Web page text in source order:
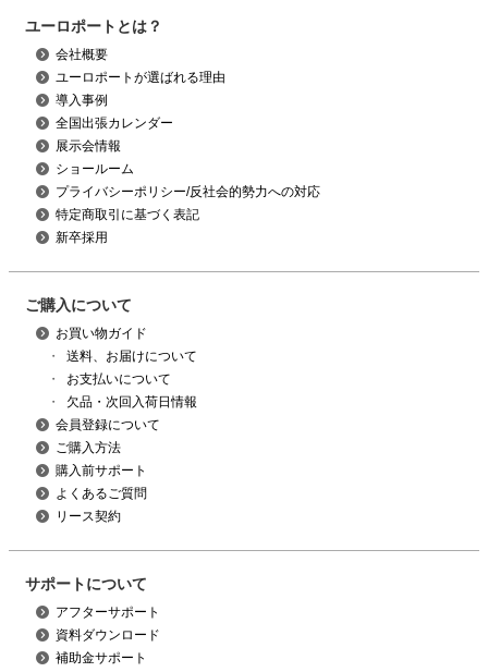
ユーロポートとは？
会社概要
ユーロポートが選ばれる理由
導入事例
全国出張カレンダー
展示会情報
ショールーム
プライバシーポリシー/反社会的勢力への対応
特定商取引に基づく表記
新卒採用
ご購入について
お買い物ガイド
・
送料、お届けについて
・
お支払いについて
・
欠品・次回入荷日情報
会員登録について
ご購入方法
購入前サポート
よくあるご質問
リース契約
サポートについて
アフターサポート
資料ダウンロード
補助金サポート